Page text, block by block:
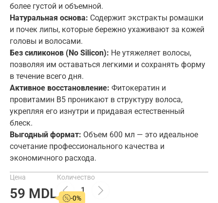
более густой и объемной.
Натуральная основа: Содержит экстракты ромашки
и почек липы, которые бережно ухаживают за кожей
головы и волосами.
Без силиконов (No Silicon): Не утяжеляет волосы,
позволяя им оставаться легкими и сохранять форму
в течение всего дня.
Активное восстановление: Фитокератин и
провитамин B5 проникают в структуру волоса,
укрепляя его изнутри и придавая естественный
блеск.
Выгодный формат: Объем 600 мл — это идеальное
сочетание профессионального качества и
экономичного расхода.
Цена
59 MDL -0%
Количество
Пароль
Или
Создать аккаунт
Пароль
Повторить пароль
Регистрация
Или
Ваш запрос успешно отправлен
E-mail
Восстановить
Вход
Корзина
Ваша корзина пустая